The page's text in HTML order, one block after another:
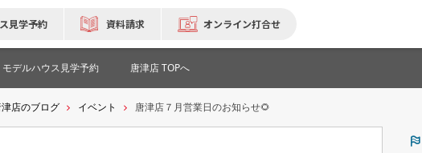
見学予約 資料請求 オンライン打合せ
モデルハウス見学予約 唐津店 TOPへ
店のブログ イベント 唐津店７月営業日のお知らせ🌻